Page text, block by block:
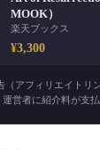
MOOK）
楽天ブックス
¥3,300
アフィリエイトリ
営者に紹介料が支